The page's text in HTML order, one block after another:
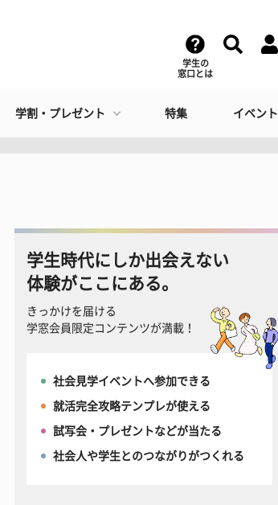
学生の
窓口とは
学割・プレゼント 特集 イベント
学生時代にしか出会えない
体験がここにある。
きっかけを届ける
学窓会員限定コンテンツが満載！
社会見学イベントへ参加できる
就活完全攻略テンプレが使える
試写会・プレゼントなどが当たる
社会人や学生とのつながりがつくれる